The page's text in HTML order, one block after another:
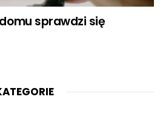
sprawdzi się